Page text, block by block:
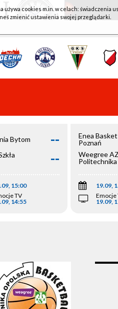
Bytom --
--
15:00
TV
14:55
Enea Basket
Poznań
Weegree
Politechnika
19.09,
Emocje
19.09,
używa cookies m.in. w celach: świadczenia
zmienić ustawienia swojej przeglądarki.